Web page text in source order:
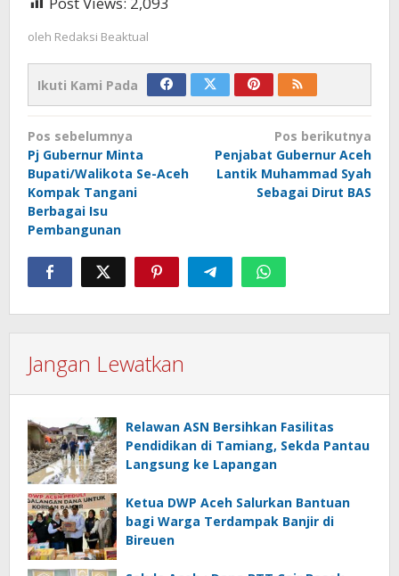
oleh Redaksi Beaktual
Ikuti Kami Pada
Navigasi
pos
Pos sebelumnya
Pj Gubernur Minta
Bupati/Walikota Se-Aceh
Kompak Tangani
Berbagai Isu
Pembangunan
Pos berikutnya
Penjabat Gubernur Aceh
Lantik Muhammad Syah
Sebagai Dirut BAS
Jangan Lewatkan
Relawan ASN Bersihkan Fasilitas
Pendidikan di Tamiang, Sekda Pantau
Langsung ke Lapangan
Ketua DWP Aceh Salurkan Bantuan
bagi Warga Terdampak Banjir di
Bireuen